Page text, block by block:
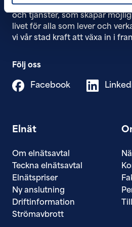
Vi ger Borås trygg tillgång till
och tjänster, som skapar
livet för alla som lever och
vi vår stad kraft att växa in i
Följ oss
Facebook
Elnät
Om elnätsavtal
Teckna elnätsavtal
Elnätspriser
Ny anslutning
Driftinformation
Strömavbrott